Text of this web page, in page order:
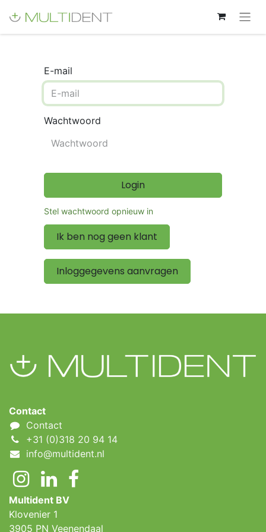
E-mail
Wachtwoord
Login
Stel wachtwoord opnieuw in
Ik ben nog geen klant
Inloggegevens aanvragen
Contact
Contact
+31 (0)318 20 94 14
info@multident.nl
Multident BV
Klovenier 1
3905 PN Veenendaal